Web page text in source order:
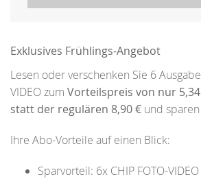
Exklusives Frühlings-Angebot
Lesen oder verschenken Sie 6
VIDEO zum Vorteilspreis von nur
statt der regulären 8,90 € und
Ihre Abo-Vorteile auf einen Blick:
Sparvorteil: 6x CHIP FOTO-